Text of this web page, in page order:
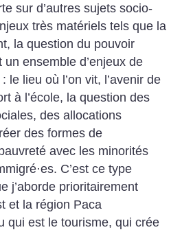
sur d’autres sujets socio-
très matériels tels que la
la question du pouvoir
un ensemble d’enjeux de
le lieu où l’on vit, l’avenir de
à l’école, la question des
des allocations
des formes de
avec les minorités
·es. C’est ce type
j’aborde prioritairement
et la région Paca
qui est le tourisme, qui crée